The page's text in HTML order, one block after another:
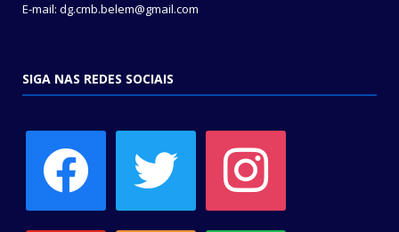
E-mail: dg.cmb.belem@gmail.com
SIGA NAS REDES SOCIAIS